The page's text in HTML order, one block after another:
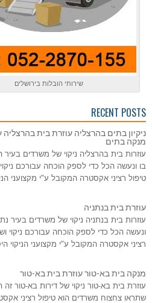
שירותי הובלות בירושלים
RECENT POSTS
ניקיון בתים בהרצליה עוזרת בית בהרצליה
מנקה בתים
עוזרות בית בהרצליה ניקוי של משרדים
בו ונעשה הכל כדי לספק הוכחה עבורכם
טיפול רציני אקסטרה המקובל ע"י מקצועני
עוזרת בית בנתניה
עוזרות בית בנתניה ניקוי של משרדים בעיר
ונעשה הכל כדי לספק הוכחה עבורכם ניקוי
רציני אקסטרה המקובל ע"י מקצועני הניקוי
מנקה בית בא-טור עוזרת בית בא-טור
עוזרת בית בא-טור ניקוי של דירות בא-טור
שתראו צחצוח משרדים הוא טיפול רציני